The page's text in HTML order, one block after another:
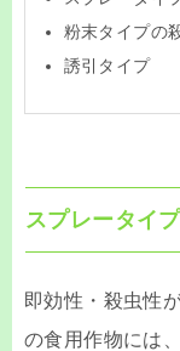
粉末タイプの
誘引タイプ
スプレータイ
即効性・殺虫性
の食用作物には